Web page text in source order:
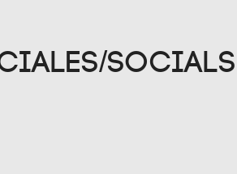
Socials